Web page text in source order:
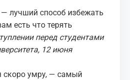
лучший способ избежать
есть что терять
перед студентами
12 июня
скоро умру, — самый